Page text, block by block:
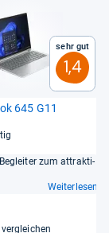
Sehr gut
1,4
645 G11
zum attrak­ti­
Weiterlesen